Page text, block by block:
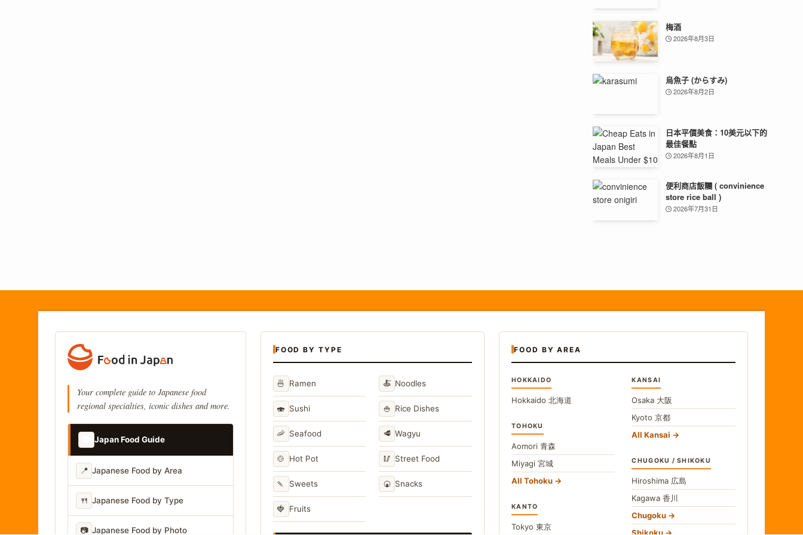
梅酒
2026年8月3日
烏魚子 (からすみ)
2026年8月2日
日本平價美食：10美元以下的
最佳餐點
2026年8月1日
便利商店飯糰 ( convinience
store rice ball )
2026年7月31日
Your complete guide to Japanese food
regional specialties, iconic dishes and more.
Japan Food Guide
📍 Japanese Food by Area
🍴 Japanese Food by Type
📷 Japanese Food by Photo
FOOD BY TYPE
🍜 Ramen 🍝 Noodles
🍣 Sushi 🍚 Rice Dishes
🦐 Seafood 🥩 Wagyu
🍲 Hot Pot 🥢 Street Food
🍡 Sweets 🍘 Snacks
🍓 Fruits
FOOD BY AREA
HOKKAIDO
Hokkaido 北海道
TOHOKU
Aomori 青森
Miyagi 宮城
All Tohoku
KANTO
Tokyo 東京
KANSAI
Osaka 大阪
Kyoto京都
All Kansai
CHUGOKU / SHIKOKU
Hiroshima 広島
Kagawa香川
Chugoku
Shikoku